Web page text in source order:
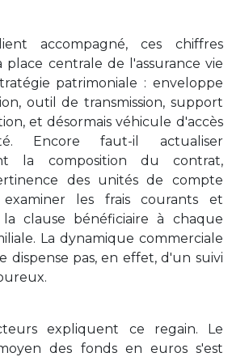
accompagné, ces chiffres
centrale de l'assurance vie
patrimoniale : enveloppe
outil de transmission, support
et désormais véhicule d'accès
Encore faut-il actualiser
la composition du contrat,
des unités de compte
examiner les frais courants et
la clause bénéficiaire à chaque
La dynamique commerciale
dispense pas, en effet, d'un suivi
expliquent ce regain. Le
des fonds en euros s'est